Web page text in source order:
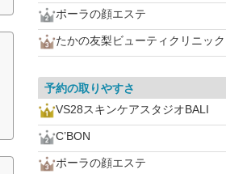
ポーラの顔エステ
たかの友梨ビューティクリニック
予約の取りやすさ
VS28スキンケアスタジオBALI
C’BON
ポーラの顔エステ